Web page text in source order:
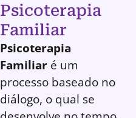
Psicoterapia
Familiar
Psicoterapia
Familiar é um
processo baseado no
diálogo, o qual se